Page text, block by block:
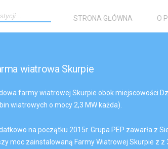
STRONA GŁÓWNA O
wiatrowa Skurpie
farmy wiatrowej Skurpie obok miejscowości
wiatrowych o mocy 2,3 MW każda).
na początku 2015r. Grupa PEP zawarła z
moc zainstalowaną Farmy Wiatrowej Skurpie z z